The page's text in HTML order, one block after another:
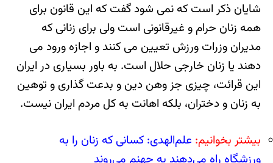
شایان ذکر است که نمی شود گفت که این قانون برای
همه زنان حرام و غیرقانونی است ولی برای زنانی که
مدیران وزرات ورزش تعیین می کنند و اجازه ورود می
دهند یا زنان خارجی حلال است. به باور بسیاری در ایران
این قرائت، چیزی جز وهن دین و بدعت گذاری و توهین
به زنان و دختران، بلکه اهانت به کل مردم ایران نیست.
بیشتر بخوانیم: علم‌الهدی: کسانی که زنان را به